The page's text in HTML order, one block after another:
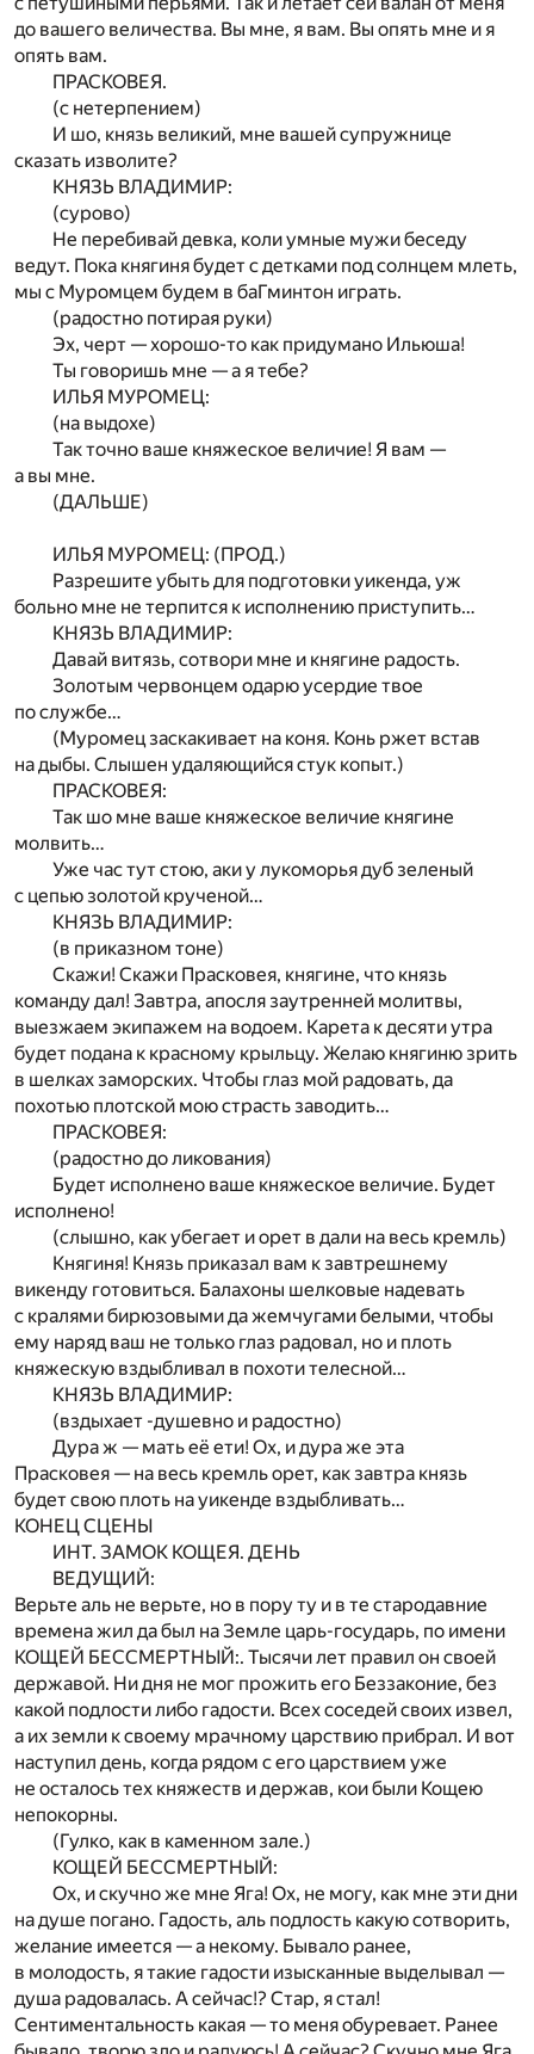
до вашего величества. Вы мне, я вам. Вы опять мне и я
опять вам.
ПРАСКОВЕЯ.
(с нетерпением)
И шо, князь великий, мне вашей супружнице
сказать изволите?
КНЯЗЬ ВЛАДИМИР:
(сурово)
Не перебивай девка, коли умные мужи беседу
ведут. Пока княгиня будет с детками под солнцем млеть,
мы с Муромцем будем в баГминтон играть.
(радостно потирая руки)
Эх, черт — хорошо-то как придумано Ильюша!
Ты говоришь мне — а я тебе?
ИЛЬЯ МУРОМЕЦ:
(на выдохе)
Так точно ваше княжеское величие! Я вам —
а вы мне.
(ДАЛЬШЕ)
ИЛЬЯ МУРОМЕЦ: (ПРОД.)
Разрешите убыть для подготовки уикенда, уж
больно мне не терпится к исполнению приступить…
КНЯЗЬ ВЛАДИМИР:
Давай витязь, сотвори мне и княгине радость.
Золотым червонцем одарю усердие твое
по службе…
(Муромец заскакивает на коня. Конь ржет встав
на дыбы. Слышен удаляющийся стук копыт.)
ПРАСКОВЕЯ:
Так шо мне ваше княжеское величие княгине
молвить…
Уже час тут стою, аки у лукоморья дуб зеленый
с цепью золотой крученой…
КНЯЗЬ ВЛАДИМИР:
(в приказном тоне)
Скажи! Скажи Прасковея, княгине, что князь
команду дал! Завтра, апосля заутренней молитвы,
выезжаем экипажем на водоем. Карета к десяти утра
будет подана к красному крыльцу. Желаю княгиню зрить
в шелках заморских. Чтобы глаз мой радовать, да
похотью плотской мою страсть заводить…
ПРАСКОВЕЯ:
(радостно до ликования)
Будет исполнено ваше княжеское величие. Будет
исполнено!
(слышно, как убегает и орет в дали на весь кремль)
Княгиня! Князь приказал вам к завтрешнему
викенду готовиться. Балахоны шелковые надевать
с кралями бирюзовыми да жемчугами белыми, чтобы
ему наряд ваш не только глаз радовал, но и плоть
княжескую вздыбливал в похоти телесной…
КНЯЗЬ ВЛАДИМИР:
(вздыхает -душевно и радостно)
Дура ж — мать её ети! Ох, и дура же эта
Прасковея — на весь кремль орет, как завтра князь
будет свою плоть на уикенде вздыбливать…
КОНЕЦ СЦЕНЫ
ИНТ. ЗАМОК КОЩЕЯ. ДЕНЬ
ВЕДУЩИЙ:
Верьте аль не верьте, но в пору ту и в те стародавние
времена жил да был на Земле царь-государь, по имени
КОЩЕЙ БЕССМЕРТНЫЙ:. Тысячи лет правил он своей
державой. Ни дня не мог прожить его Беззаконие, без
какой подлости либо гадости. Всех соседей своих извел,
а их земли к своему мрачному царствию прибрал. И вот
наступил день, когда рядом с его царствием уже
не осталось тех княжеств и держав, кои были Кощею
непокорны.
(Гулко, как в каменном зале.)
КОЩЕЙ БЕССМЕРТНЫЙ:
Ох, и скучно же мне Яга! Ох, не могу, как мне эти дни
на душе погано. Гадость, аль подлость какую сотворить,
желание имеется — а некому. Бывало ранее,
в молодость, я такие гадости изысканные выделывал —
душа радовалась. А сейчас!? Стар, я стал!
Сентиментальность какая — то меня обуревает. Ранее